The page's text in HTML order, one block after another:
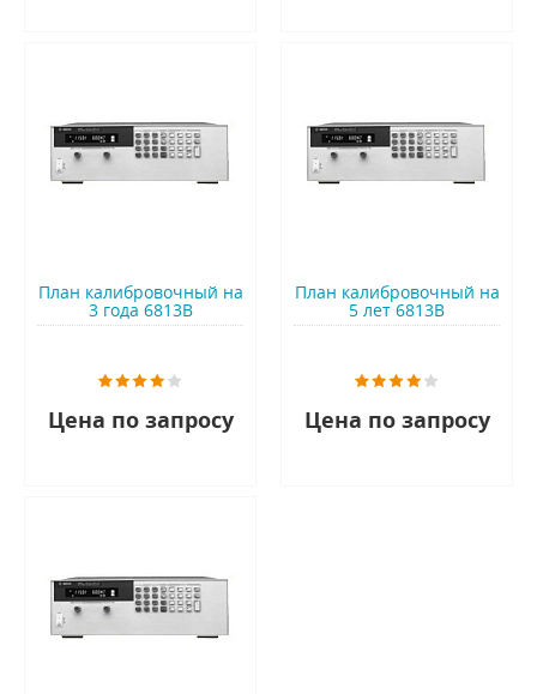
План калибровочный на
3 года 6813B
Цена по запросу
План калибровочный на
5 лет 6813B
Цена по запросу